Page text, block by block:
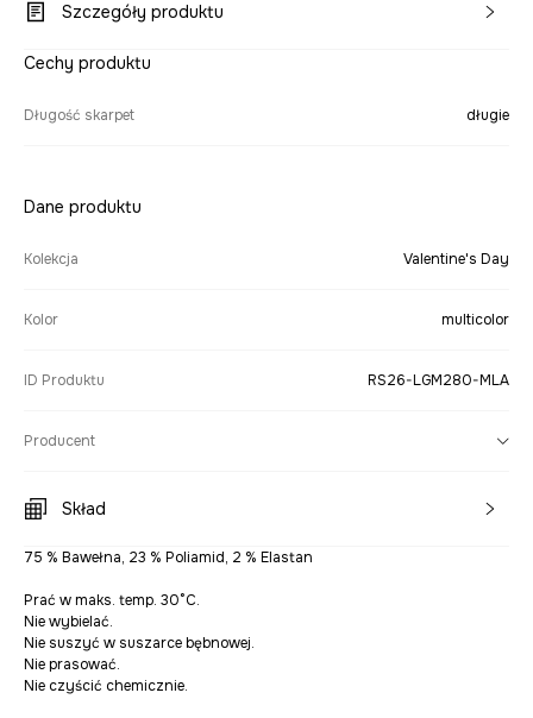
Szczegóły produktu
Cechy produktu
Długość skarpet długie
Dane produktu
Kolekcja Valentine's Day
Kolor multicolor
ID Produktu RS26-LGM280-MLA
Producent
Skład
75 % Bawełna, 23 % Poliamid, 2 % Elastan
Prać w maks. temp. 30°C.
Nie wybielać.
Nie suszyć w suszarce bębnowej.
Nie prasować.
Nie czyścić chemicznie.